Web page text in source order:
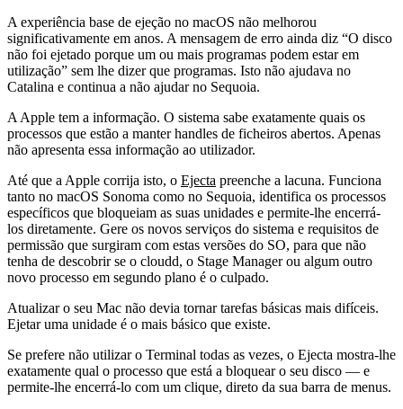
A experiência base de ejeção no macOS não melhorou
significativamente em anos. A mensagem de erro ainda diz “O disco
não foi ejetado porque um ou mais programas podem estar em
utilização” sem lhe dizer que programas. Isto não ajudava no
Catalina e continua a não ajudar no Sequoia.
A Apple tem a informação. O sistema sabe exatamente quais os
processos que estão a manter handles de ficheiros abertos. Apenas
não apresenta essa informação ao utilizador.
Até que a Apple corrija isto, o Ejecta preenche a lacuna. Funciona
tanto no macOS Sonoma como no Sequoia, identifica os processos
específicos que bloqueiam as suas unidades e permite-lhe encerrá-
los diretamente. Gere os novos serviços do sistema e requisitos de
permissão que surgiram com estas versões do SO, para que não
tenha de descobrir se o cloudd, o Stage Manager ou algum outro
novo processo em segundo plano é o culpado.
Atualizar o seu Mac não devia tornar tarefas básicas mais difíceis.
Ejetar uma unidade é o mais básico que existe.
Se prefere não utilizar o Terminal todas as vezes, o Ejecta mostra-lhe
exatamente qual o processo que está a bloquear o seu disco — e
permite-lhe encerrá-lo com um clique, direto da sua barra de menus.